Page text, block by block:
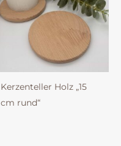
Kerzenteller Holz „15
cm rund“